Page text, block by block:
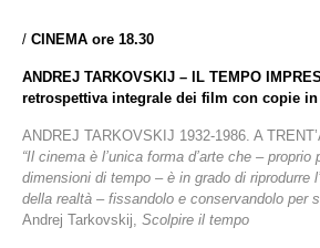
/ CINEMA ore 18.30
ANDREJ TARKOVSKIJ – IL TEMPO
retrospettiva integrale dei film con copie in
ANDREJ TARKOVSKIJ 1932-1986. A
“Il cinema è l’unica forma d’arte che –
dimensioni di tempo – è in grado di riprodurre
della realtà – fissandolo e conservandolo per
Andrej Tarkovskij, Scolpire il tempo